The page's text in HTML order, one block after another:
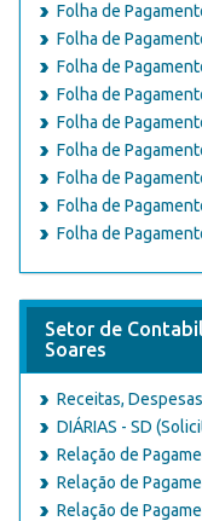
Folha de
Folha de
Folha de
Folha de
Folha de
Folha de
Folha de
Folha de
Folha de
Setor de
Soares
Receitas,
DIÁRIAS - SD
Relação de
Relação de
Relação de